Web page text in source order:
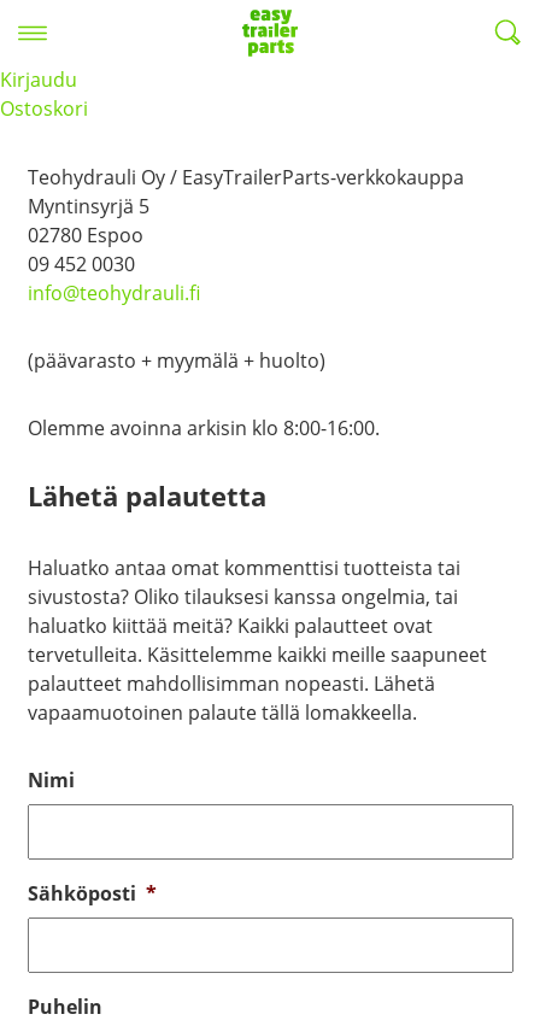
Kirjaudu
Ostoskori
Yhteystiedot
Teohydrauli Oy / EasyTrailerParts-verkkokauppa
Myntinsyrjä 5
02780 Espoo
09 452 0030
info@teohydrauli.fi
(päävarasto + myymälä + huolto)
Olemme avoinna arkisin klo 8:00-16:00.
Lähetä palautetta
Haluatko antaa omat kommenttisi tuotteista tai
sivustosta? Oliko tilauksesi kanssa ongelmia, tai
haluatko kiittää meitä? Kaikki palautteet ovat
tervetulleita. Käsittelemme kaikki meille saapuneet
palautteet mahdollisimman nopeasti. Lähetä
vapaamuotoinen palaute tällä lomakkeella.
Nimi
Sähköposti *
Puhelin